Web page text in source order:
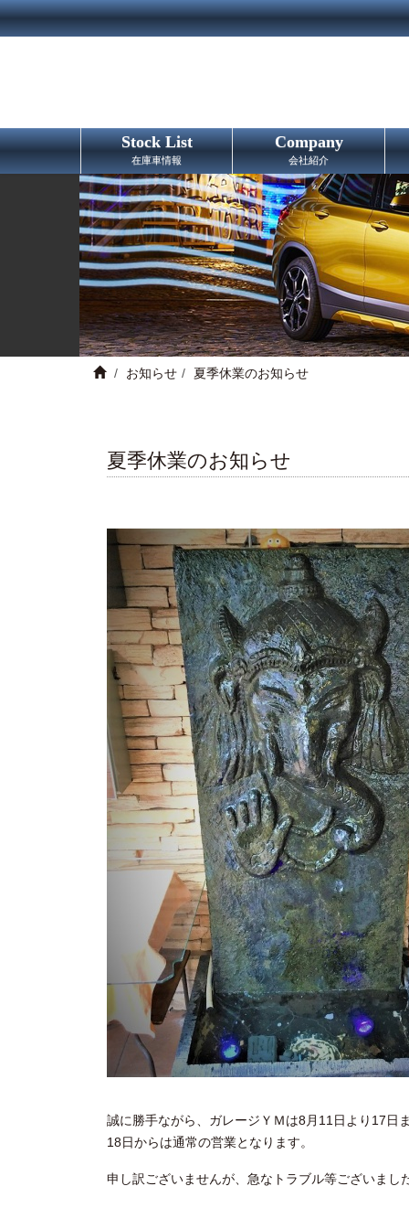
Stock List
在庫車情報
Company
会社紹介
お知らせ 夏季休業のお知らせ
夏季休業のお知らせ
誠に勝手ながら、ガレージＹＭは8月11日より17日
18日からは通常の営業となります。
申し訳ございませんが、急なトラブル等ございま